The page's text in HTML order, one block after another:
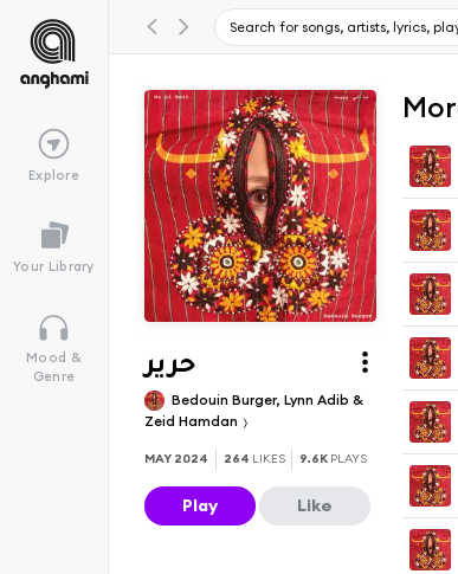
Explore
Your Library
Mood &
Genre
حرير
Bedouin Burger, Lynn Adib &
Zeid Hamdan
MAY 2024 264 LIKES 9.6K PLAYS
Play Like